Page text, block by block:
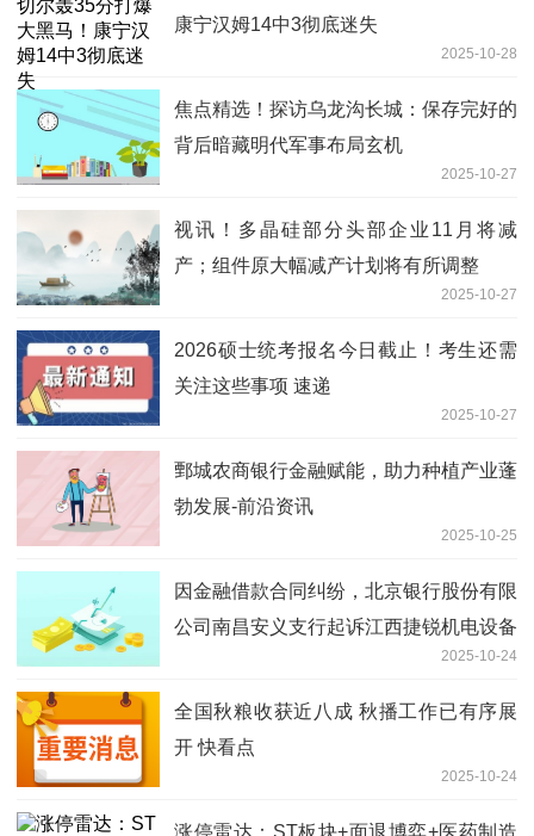
康宁汉姆14中3彻底迷失
2025-10-28
焦点精选！探访乌龙沟长城：保存完好的
背后暗藏明代军事布局玄机
2025-10-27
视讯！多晶硅部分头部企业11月将减
产；组件原大幅减产计划将有所调整
2025-10-27
2026硕士统考报名今日截止！考生还需
关注这些事项 速递
2025-10-27
鄄城农商银行金融赋能，助力种植产业蓬
勃发展-前沿资讯
2025-10-25
因金融借款合同纠纷，北京银行股份有限
公司南昌安义支行起诉江西捷锐机电设备
2025-10-24
全国秋粮收获近八成 秋播工作已有序展
开 快看点
2025-10-24
涨停雷达：ST板块+面退博弈+医药制造